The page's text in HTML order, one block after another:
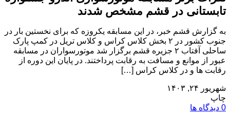
تابستانی در قشم مشخص شدند
به گزارش قشم خبر، در این مسابقه یکروزه که برای نخستین بار در
جنوب کشور در ۲ بخش کلاس کراس و کلاس تریل در کمپ پارک
ساحلی آفتاب ۲ جزیره قشم برگزار شد موتورسواران در مسابقه
عبور از موانع و مسافت به رقابت پرداختند. در پایان این دوره از
رقابت ها و در کلاس کراس […]
شهریور ۲۴, ۱۴۰۳
چاپ
0 دیدگاه ها